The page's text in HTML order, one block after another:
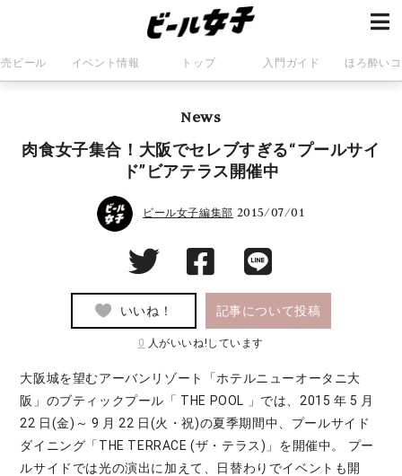
ビール イベント情報 トップ 入門ガイド ほろ酔い
News
肉食女子集合！大阪でセレブすぎる“プールサイ
ド”ビアテラス開催中
ビール女子編集部 2015/07/01
いいね！ 記事について投稿
0 人がいいね!しています
大阪城を望むアーバンリゾート「ホテルニューオータニ大
阪」のブティックプール「 THE POOL 」では、2015 年 5 月
22 日(金)～ 9 月 22 日(火・祝)の夏季期間中、プールサイド
ダイニング「THE TERRACE (ザ・テラス)」を開催中。 プー
ルサイドでは光の演出に加えて、日替わりでイベントも開